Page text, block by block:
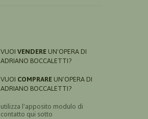
VUOI VENDERE UN'OPERA DI
ADRIANO BOCCALETTI?
VUOI COMPRARE UN'OPERA DI
ADRIANO BOCCALETTI?
utilizza l'apposito modulo di
contatto qui sotto